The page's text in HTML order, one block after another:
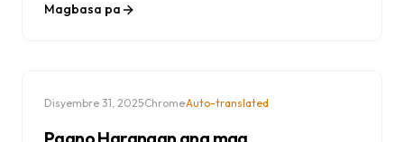
sa pagharang ng mga pang-abala.
Magbasa pa
Disyembre 31, 2025·Chrome·Auto-translated